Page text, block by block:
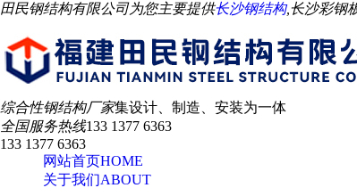
田民钢结构有限公司为您主要提供长沙钢结构,长沙彩钢
综合性钢结构厂家集设计、制造、安装为一体
全国服务热线133 1377 6363
133 1377 6363
网站首页HOME
关于我们ABOUT